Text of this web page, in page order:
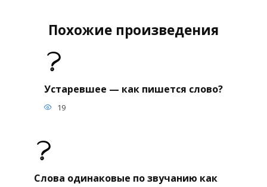
Похожие произведения
Устаревшее — как пишется слово?
19
Слова одинаковые по звучанию как